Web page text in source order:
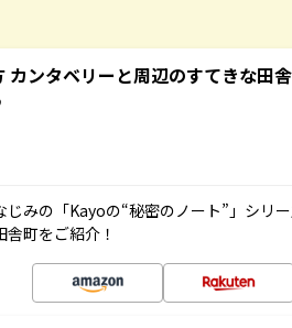
カンタベリーと周辺のすてきな田
じみの「Kayoの“秘密のノート”」シリ
町をご紹介！